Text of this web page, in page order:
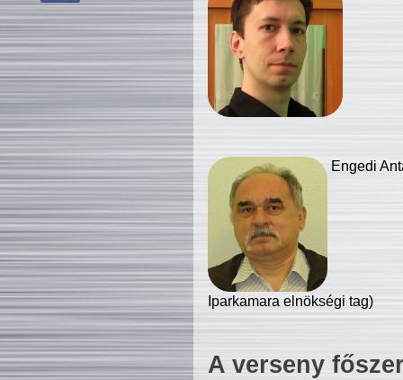
Engedi
Iparkamara elnökségi tag)
A verseny